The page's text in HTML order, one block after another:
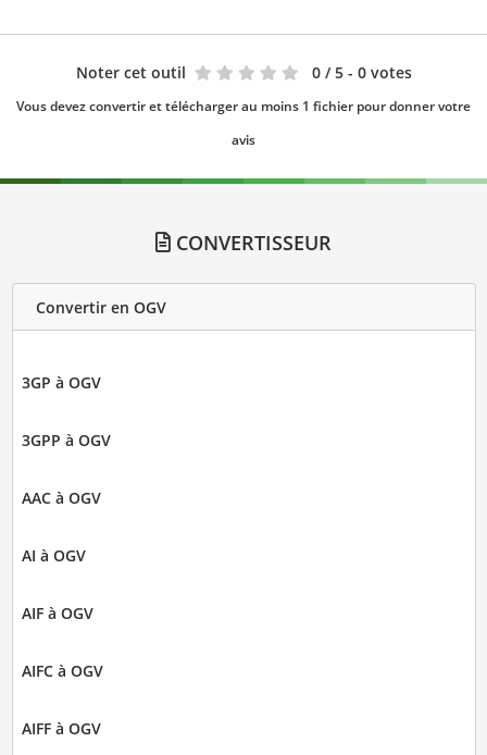
Noter cet outil 0 / 5 - 0 votes
Vous devez convertir et télécharger au moins 1 fichier pour donner votre
avis
CONVERTISSEUR
Convertir en OGV
3GP à OGV
3GPP à OGV
AAC à OGV
AI à OGV
AIF à OGV
AIFC à OGV
AIFF à OGV